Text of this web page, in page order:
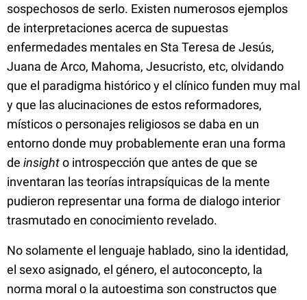
sospechosos de serlo. Existen numerosos ejemplos
de interpretaciones acerca de supuestas
enfermedades mentales en Sta Teresa de Jesús,
Juana de Arco, Mahoma, Jesucristo, etc, olvidando
que el paradigma histórico y el clínico funden muy mal
y que las alucinaciones de estos reformadores,
místicos o personajes religiosos se daba en un
entorno donde muy probablemente eran una forma
de insighto introspección que antes de que se
inventaran las teorías intrapsíquicas de la mente
pudieron representar una forma de dialogo interior
trasmutado en conocimiento revelado.
No solamente el lenguaje hablado, sino la identidad,
el sexo asignado, el género, el autoconcepto, la
norma moral o la autoestima son constructos que